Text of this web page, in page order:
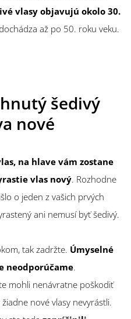
vlasy objavujú okolo 30.
až po 50. roku veku.
šedivý
nové
na hlave vám zostane
vlas nový. Rozhodne
o jeden z vašich prvých
ani nemusí byť šedivý.
tak zadržte. Úmyselné
neodporúčame.
mohli nenávratne poškodiť
nové vlasy nevyrástli.